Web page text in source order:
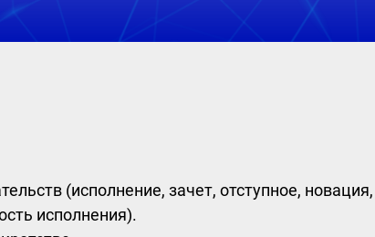
(исполнение, зачет, отступное, новация,
исполнения).